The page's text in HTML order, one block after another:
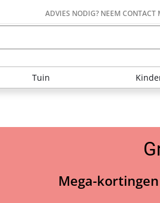
ADVIES NODIG? NEEM CONTACT
Tuin
Mega-